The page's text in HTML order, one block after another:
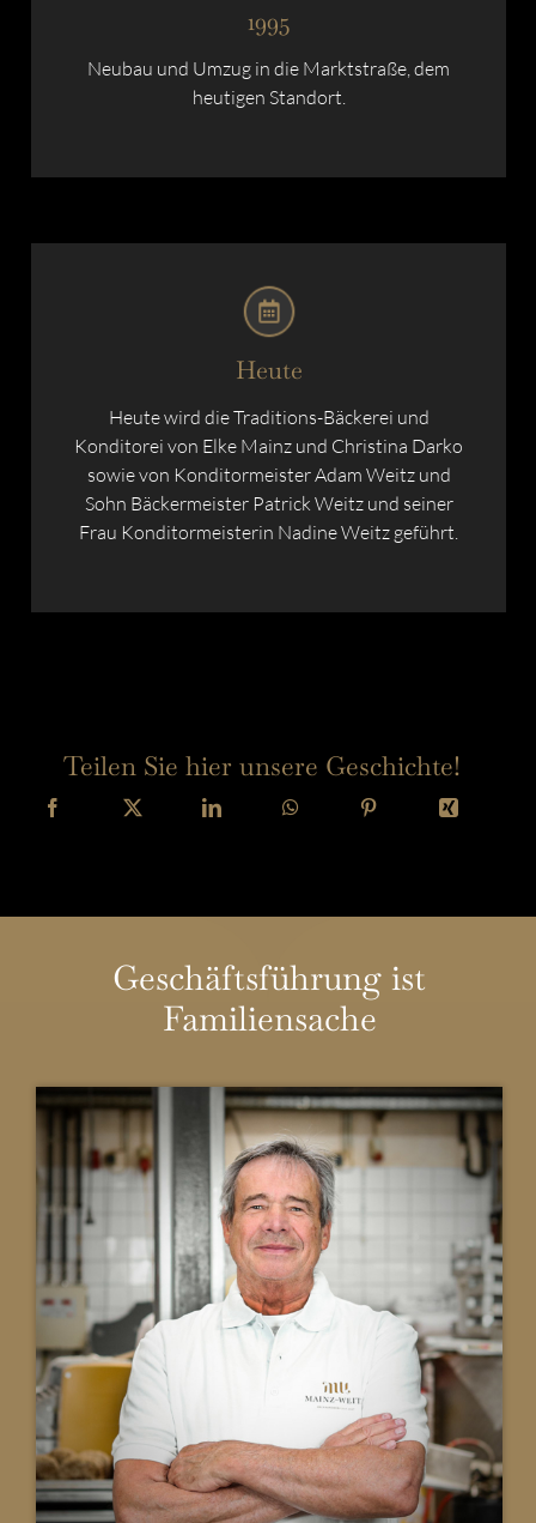
1995
Neubau und Umzug in die Marktstraße, dem
heutigen Standort.
Heute
Heute wird die Traditions-Bäckerei und
Konditorei von Elke Mainz und Christina Darko
sowie von Konditormeister Adam Weitz und
Sohn Bäckermeister Patrick Weitz und seiner
Frau Konditormeisterin Nadine Weitz geführt.
Teilen Sie hier unsere Geschichte!
Geschäftsführung ist
Familiensache